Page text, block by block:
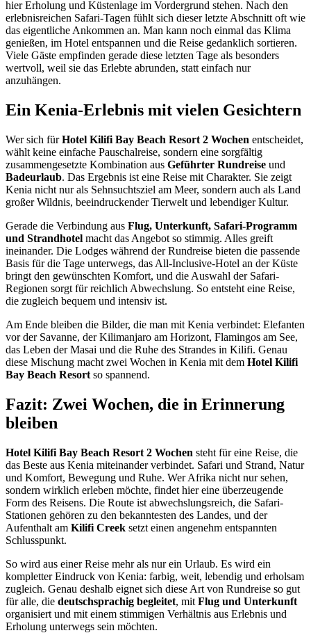
hier Erholung und Küstenlage im Vordergrund stehen. Nach den
erlebnisreichen Safari-Tagen fühlt sich dieser letzte Abschnitt oft wie
das eigentliche Ankommen an. Man kann noch einmal das Klima
genießen, im Hotel entspannen und die Reise gedanklich sortieren.
Viele Gäste empfinden gerade diese letzten Tage als besonders
wertvoll, weil sie das Erlebte abrunden, statt einfach nur
anzuhängen.
Ein Kenia-Erlebnis mit vielen Gesichtern
Wer sich fürHotel Kilifi Bay Beach Resort 2 Wochen entscheidet,
wählt keine einfache Pauschalreise, sondern eine sorgfältig
zusammengesetzte Kombination aus Geführter Rundreise und
Badeurlaub. Das Ergebnis ist eine Reise mit Charakter. Sie zeigt
Kenia nicht nur als Sehnsuchtsziel am Meer, sondern auch als Land
großer Wildnis, beeindruckender Tierwelt und lebendiger Kultur.
Gerade die Verbindung aus Flug, Unterkunft, Safari-Programm
und Strandhotel macht das Angebot so stimmig. Alles greift
ineinander. Die Lodges während der Rundreise bieten die passende
Basis für die Tage unterwegs, das All-Inclusive-Hotel an der Küste
bringt den gewünschten Komfort, und die Auswahl der Safari-
Regionen sorgt für reichlich Abwechslung. So entsteht eine Reise,
die zugleich bequem und intensiv ist.
Am Ende bleiben die Bilder, die man mit Kenia verbindet: Elefanten
vor der Savanne, der Kilimanjaro am Horizont, Flamingos am See,
das Leben der Masai und die Ruhe des Strandes in Kilifi. Genau
diese Mischung macht zwei Wochen in Kenia mit dem Hotel Kilifi
Bay Beach Resort so spannend.
Fazit: Zwei Wochen, die in Erinnerung
bleiben
Hotel Kilifi Bay Beach Resort 2 Wochen steht für eine Reise, die
das Beste aus Kenia miteinander verbindet. Safari und Strand, Natur
und Komfort, Bewegung und Ruhe. Wer Afrika nicht nur sehen,
sondern wirklich erleben möchte, findet hier eine überzeugende
Form des Reisens. Die Route ist abwechslungsreich, die Safari-
Stationen gehören zu den bekanntesten des Landes, und der
Aufenthalt am Kilifi Creek setzt einen angenehm entspannten
Schlusspunkt.
So wird aus einer Reise mehr als nur ein Urlaub. Es wird ein
kompletter Eindruck von Kenia: farbig, weit, lebendig und erholsam
zugleich. Genau deshalb eignet sich diese Art von Rundreise so gut
für alle, die deutschsprachig begleitet, mit Flug und Unterkunft
organisiert und mit einem stimmigen Verhältnis aus Erlebnis und
Erholung unterwegs sein möchten.